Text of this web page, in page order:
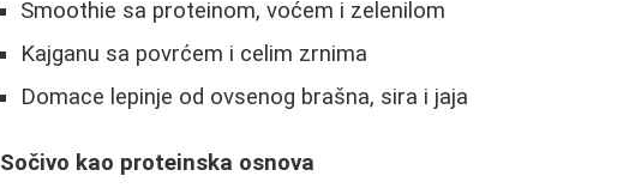
Smoothie sa proteinom, voćem i zelenilom
Kajganu sa povrćem i celim zrnima
Domace lepinje od ovsenog brašna, sira i jaja
Sočivo kao proteinska osnova